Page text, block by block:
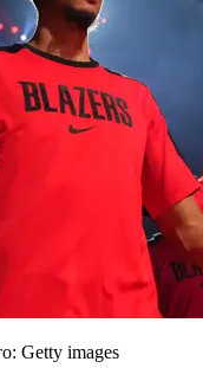
Getty images